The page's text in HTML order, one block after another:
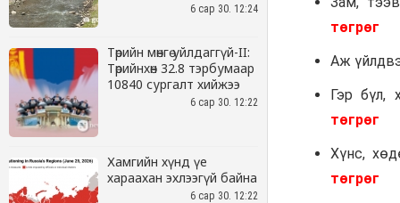
6 сар 30. 12:24
Төрийн мөнгө уйлдаггүй-II:
Төрийнхөн 32.8 тэрбумаар
10840 сургалт хийжээ
6 сар 30. 12:22
Хамгийн хүнд үе
хараахан эхлээгүй байна
6 сар 30. 12:22